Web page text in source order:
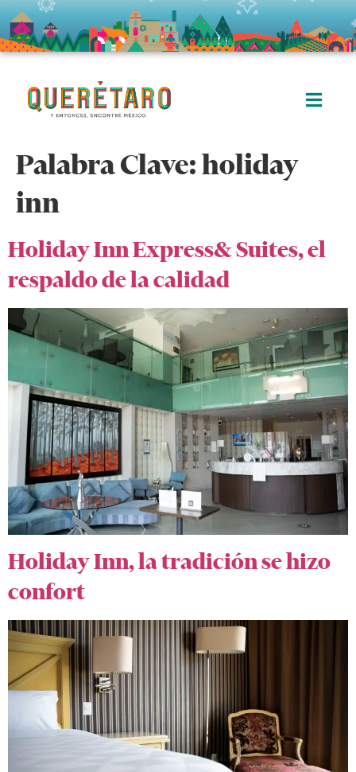
Palabra Clave:holiday
inn
Holiday Inn Express& Suites, el
respaldo de la calidad
Holiday Inn, la tradición se hizo
confort